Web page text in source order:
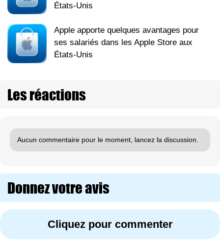
États-Unis
Apple apporte quelques avantages pour
ses salariés dans les Apple Store aux
États-Unis
Les réactions
Aucun commentaire pour le moment, lancez la discussion.
Donnez votre avis
Cliquez pour commenter